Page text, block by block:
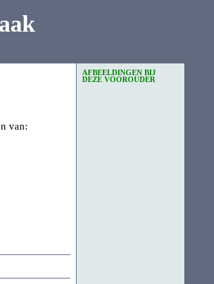
van:
AFBEELDINGEN BIJ
DEZE VOOROUDER